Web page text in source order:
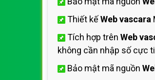
Thiết kếWeb vascara
Tích hợp trên Web
không cần nhập số cực
Bảo mật mã nguồn